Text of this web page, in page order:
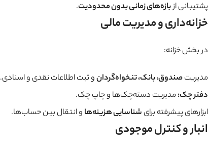
پشتیبانی ازبازه‌های زمانی بدون محدودیت.
خزانه‌داری و مدیریت مالی
در بخش خزانه:
مدیریتصندوق، بانک، تنخواه‌گردانو ثبت اطلاعات نقدی و اسنادی.
دفتر چک:مدیریت دسته‌چک‌ها و چاپ چک.
ابزارهای پیشرفته برایشناسایی هزینه‌ها و انتقال بین حساب‌ها.
انبار و کنترل موجودی